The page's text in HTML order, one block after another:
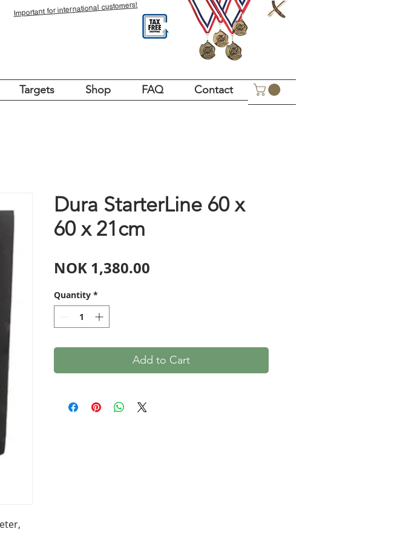
Importantfor international customers!
Targets Shop FAQ Contact
Dura StarterLine 60 x
60 x 21cm
NOK 1,380.00
Quantity *
Add to Cart